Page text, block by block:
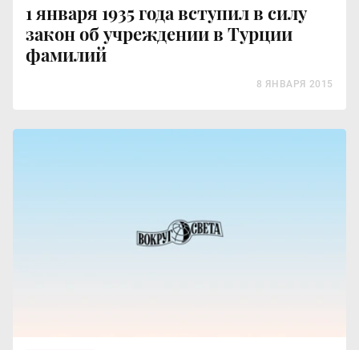
1 января 1935 года вступил в силу
закон об учреждении в Турции
фамилий
8 ЯНВАРЯ 2015